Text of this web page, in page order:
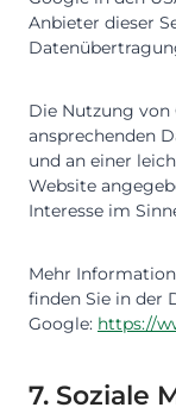
Anbieter dieser
Die Nutzung von
ansprechenden
und an einer
Website
Interesse im
Mehr
finden Sie in der
Google: https://
7. Soziale